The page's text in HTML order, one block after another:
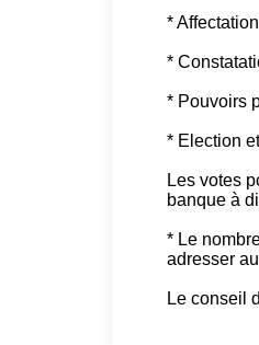
*
*
* Pouvoirs
* Election
Les votes
banque à
* Le
adresser
Le conseil